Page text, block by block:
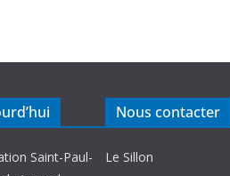
Saint-Paul-
Nous contacter
Le Sillon